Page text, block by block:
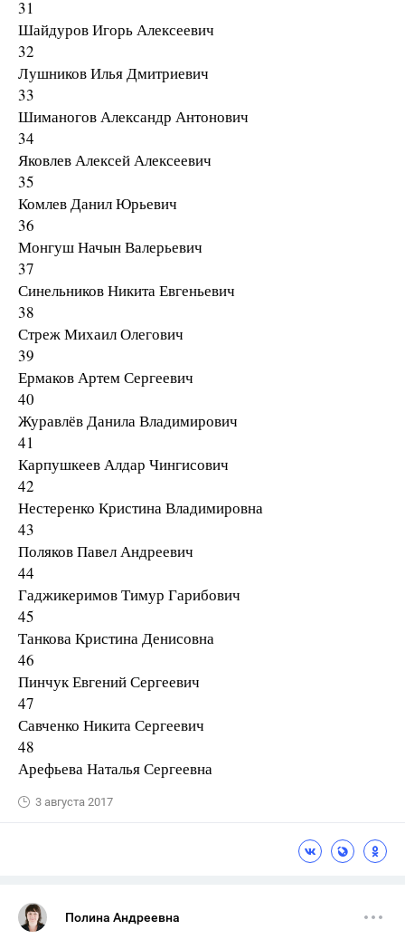
31
Шайдуров Игорь Алексеевич
32
Лушников Илья Дмитриевич
33
Шиманогов Александр Антонович
34
Яковлев Алексей Алексеевич
35
Комлев Данил Юрьевич
36
Монгуш Начын Валерьевич
37
Синельников Никита Евгеньевич
38
Стреж Михаил Олегович
39
Ермаков Артем Сергеевич
40
Журавлёв Данила Владимирович
41
Карпушкеев Алдар Чингисович
42
Нестеренко Кристина Владимировна
43
Поляков Павел Андреевич
44
Гаджикеримов Тимур Гарибович
45
Танкова Кристина Денисовна
46
Пинчук Евгений Сергеевич
47
Савченко Никита Сергеевич
48
Арефьева Наталья Сергеевна
3 августа 2017
Полина Андреевна